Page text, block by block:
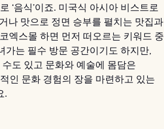
‘음식’이죠. 미국식 아시아 비스트로
나 맛으로 정면 승부를 펼치는 맛집과
엑스몰 하면 먼저 떠오르는 키워드 중
가는 필수 방문 공간이기도 하지만,
도 있고 문화와 예술에 몸담은
인 문화 경험의 장을 마련하고 있는
.